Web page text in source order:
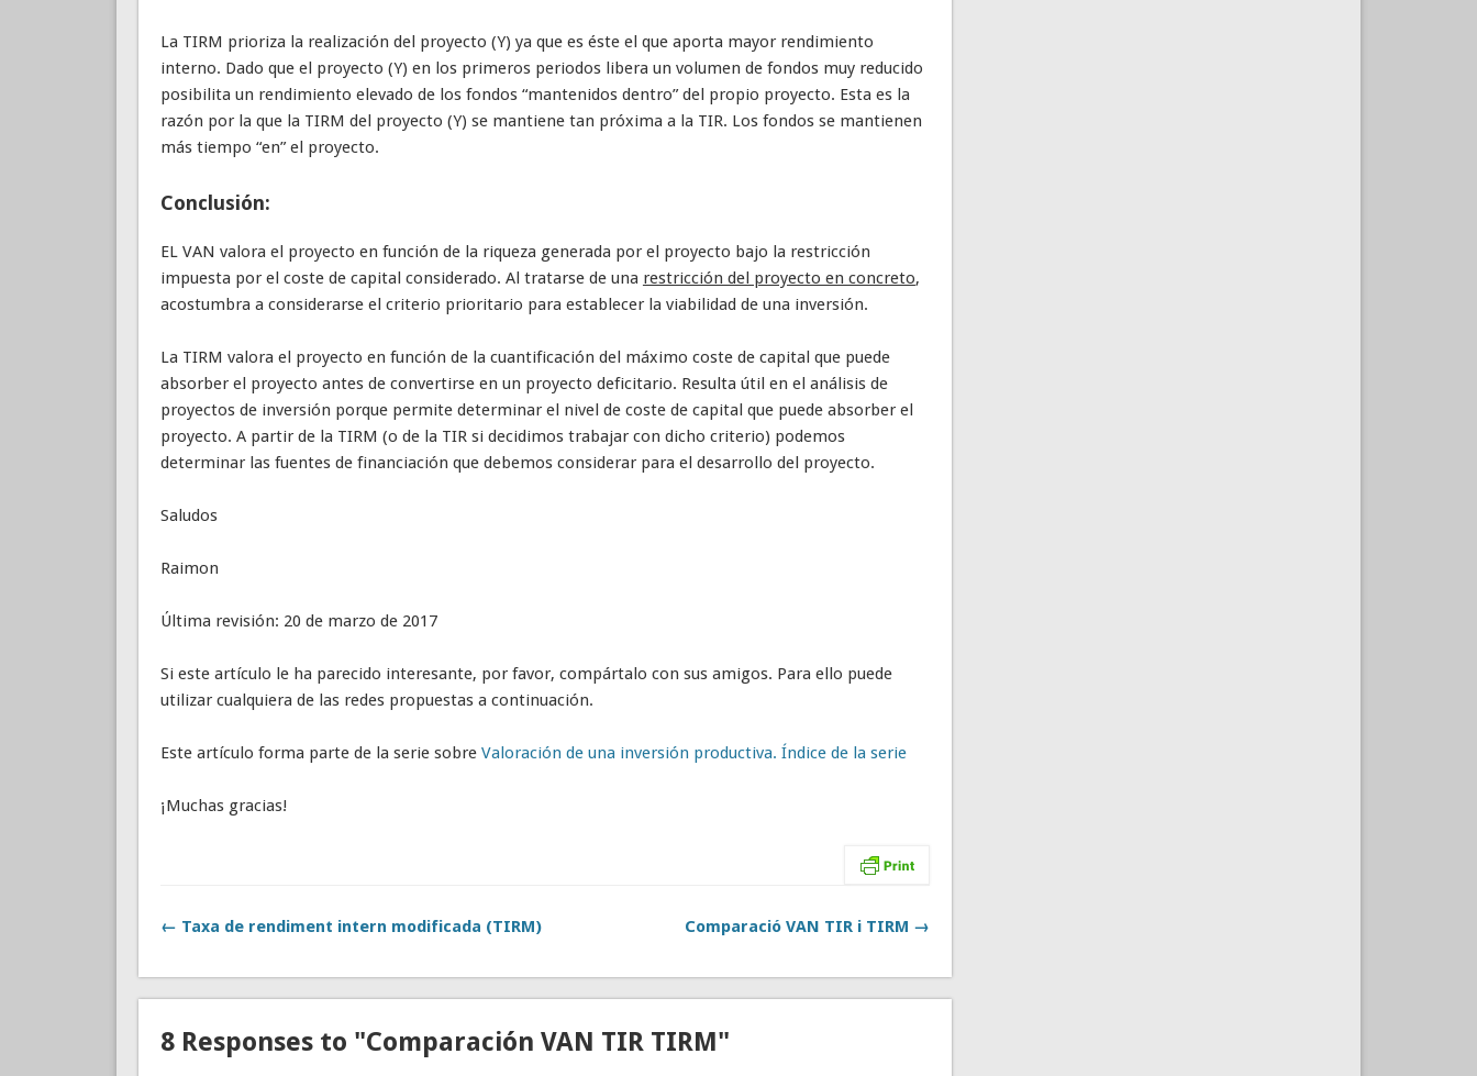
La TIRM prioriza la realización del proyecto (Y) ya que es éste el que aporta mayor rendimiento
interno. Dado que el proyecto (Y) en los primeros periodos libera un volumen de fondos muy reducido
posibilita un rendimiento elevado de los fondos “mantenidos dentro” del propio proyecto. Esta es la
razón por la que la TIRM del proyecto (Y) se mantiene tan próxima a la TIR. Los fondos se mantienen
más tiempo “en” el proyecto.
Conclusión:
EL VAN valora el proyecto en función de la riqueza generada por el proyecto bajo la restricción
impuesta por el coste de capital considerado. Al tratarse de una restricción del proyecto en concreto,
acostumbra a considerarse el criterio prioritario para establecer la viabilidad de una inversión.
La TIRM valora el proyecto en función de la cuantificación del máximo coste de capital que puede
absorber el proyecto antes de convertirse en un proyecto deficitario. Resulta útil en el análisis de
proyectos de inversión porque permite determinar el nivel de coste de capital que puede absorber el
proyecto. A partir de la TIRM (o de la TIR si decidimos trabajar con dicho criterio) podemos
determinar las fuentes de financiación que debemos considerar para el desarrollo del proyecto.
Saludos
Raimon
Última revisión: 20 de marzo de 2017
Si este artículo le ha parecido interesante, por favor, compártalo con sus amigos. Para ello puede
utilizar cualquiera de las redes propuestas a continuación.
Este artículo forma parte de la serie sobre Valoración de una inversión productiva. Índice de la serie
¡Muchas gracias!
← Taxa de rendiment intern modificada (TIRM) Comparació VAN TIR i TIRM →
8 Responses to "Comparación VAN TIR TIRM"